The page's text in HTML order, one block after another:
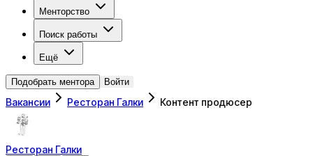
Менторство
Поиск работы
Ещё
Подобрать ментора Войти
Вакансии Ресторан Галки Контент продюсер
Ресторан Галки